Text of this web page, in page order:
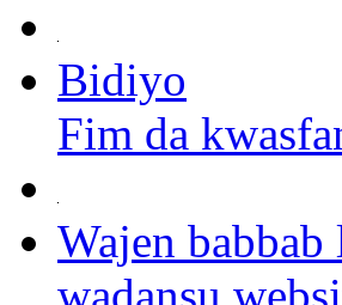
Bidiyo
Fim da
Wajen